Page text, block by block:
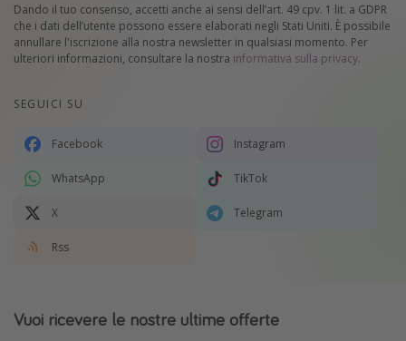
Dando il tuo consenso, accetti anche ai sensi dell’art. 49 cpv. 1 lit. a GDPR
che i dati dell’utente possono essere elaborati negli Stati Uniti. È possibile
annullare l'iscrizione alla nostra newsletter in qualsiasi momento. Per
ulteriori informazioni, consultare la nostra informativa sulla privacy.
SEGUICI SU
Facebook Instagram
WhatsApp TikTok
X Telegram
Rss
Vuoi ricevere le nostre ultime offerte